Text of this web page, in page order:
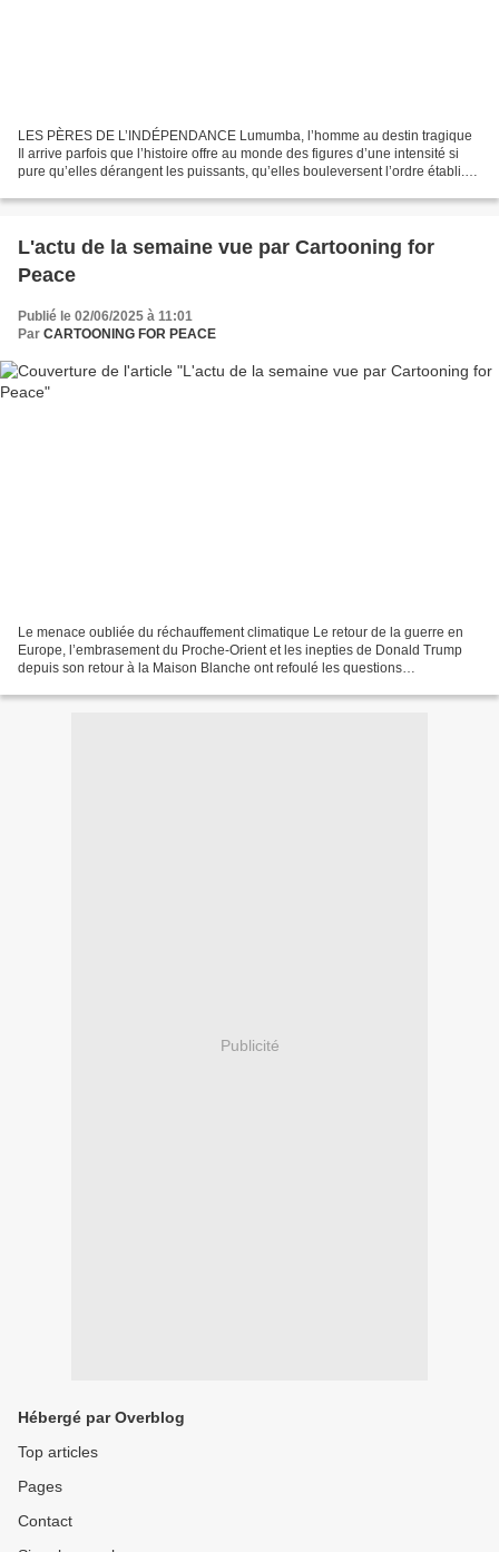
LES PÈRES DE L’INDÉPENDANCE Lumumba, l’homme au destin tragique
Il arrive parfois que l’histoire offre au monde des figures d’une intensité si
pure qu’elles dérangent les puissants, qu’elles bouleversent l’ordre établi.
L'actu de la semaine vue par Cartooning for
Peace
Publié le 02/06/2025 à 11:01
Par CARTOONING FOR PEACE
Le menace oubliée du réchauffement climatique Le retour de la guerre en
Europe, l’embrasement du Proche-Orient et les inepties de Donald Trump
depuis son retour à la Maison Blanche ont refoulé les questions
Publicité
Hébergé par Overblog
Top articles
Pages
Contact